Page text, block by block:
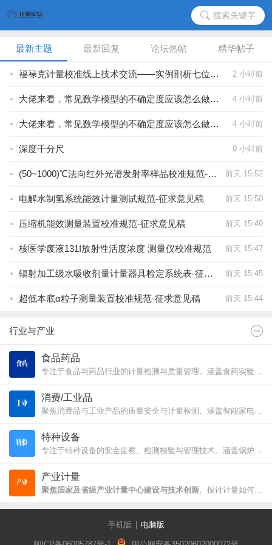
搜索关键字
最新主题 最新回复 论坛热帖 精华帖子
2 小时前
福禄克计量校准线上技术交流——实例剖析七位半数字多用表的调整及验证过程
4 小时前
大佬来看，常见数学模型的不确定度应该怎么做？我懵圈了
4 小时前
大佬来看，常见数学模型的不确定度应该怎么做？我懵圈了
9 小时前
深度千分尺
前天 15:52
(50~1000)℃法向红外光谱发射率样品校准规范-征求意见稿
前天 15:50
电解水制氢系统能效计量测试规范-征求意见稿
前天 15:49
压缩机能效测量装置校准规范-征求意见稿
前天 15:47
核医学废液131I放射性活度浓度 测量仪校准规范
前天 15:45
辐射加工级水吸收剂量计量器具检定系统表-征求意见稿
前天 15:44
超低本底α粒子测量装置校准规范-征求意见稿
行业与产业
食品药品
专注于食品与药品行业的计量检测与质量管理。涵盖食药实验室仪器校准、GMP/GSP 规范解读、食品安全监督抽检及药典标准分析，为行业从业者提供专业的技术交流与合规指导。
消费/工业品
聚焦消费品与工业产品的质量安全与计量检测。涵盖智能家电、电动自行车、汽车及日用品的质检动态、国家监督抽查通报及产品召回信息，致力于提升工业产品质量安全监管水平。
特种设备
专注于特种设备的安全监察、检测校验与管理技术。涵盖锅炉、压力容器、安全阀、电梯及起重机械的检验规范、维保标准、事故隐患判定及法律法规解读，旨在提升特种设备运行的安全保障。
产业计量
聚焦国家及省级产业计量中心建设与技术创新。探讨计量如何深度融入制造业及战略性新兴产业，解决产业链中的精密测量难题，通过计量赋能助力产业转型升级与地方经济高质量发展 。
手机版 电脑版